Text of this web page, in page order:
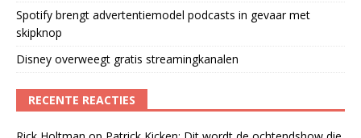
Spotify brengt advertentiemodel podcasts in gevaar met
skipknop
Disney overweegt gratis streamingkanalen
RECENTE REACTIES